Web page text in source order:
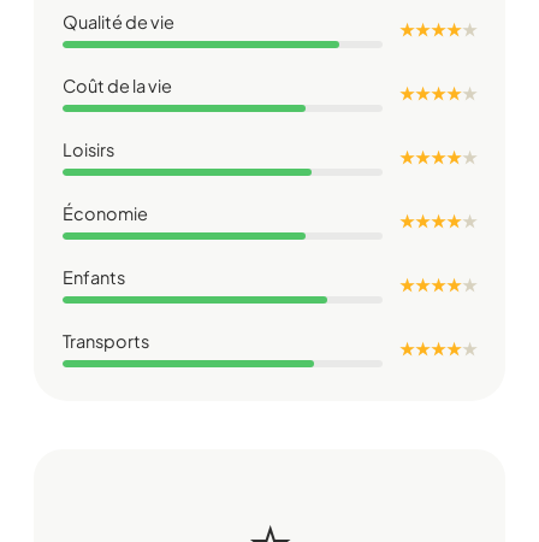
Qualité de vie ★ ★ ★ ★★
Coût de la vie ★ ★ ★ ★★
Loisirs ★ ★ ★ ★★
Économie ★ ★ ★ ★★
Enfants ★ ★ ★ ★★
Transports ★ ★ ★ ★★